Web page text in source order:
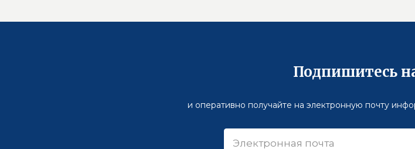
Подпишитесь
и оперативно получайте на электронную почту